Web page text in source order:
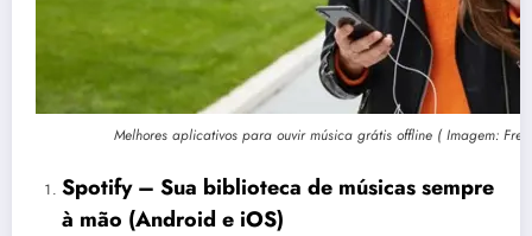
Melhores aplicativos para ouvir música grátis offline ( Imagem:
Spotify – Sua biblioteca de músicas sempre
à mão (Android e iOS)